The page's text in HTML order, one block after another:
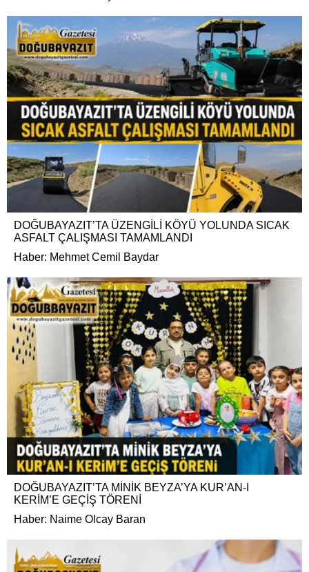
DOĞUBAYAZIT’TA ÜZENGİLİ KÖYÜ YOLUNDA SICAK
ASFALT ÇALIŞMASI TAMAMLANDI
Haber: Mehmet Cemil Baydar
DOĞUBAYAZIT’TA MİNİK BEYZA’YA KUR’AN-I
KERİM’E GEÇİŞ TÖRENİ
Haber: Naime Olcay Baran